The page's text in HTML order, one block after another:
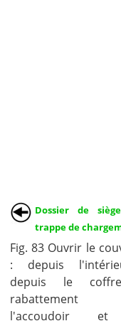
Dossier de
trappe de
Fig. 83 Ouvrir le
: depuis
depuis le
l'accoudoir